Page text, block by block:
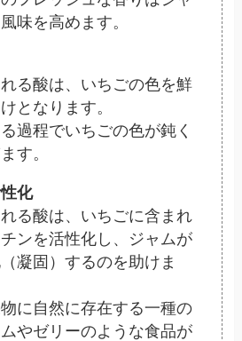
味を高めます。
る酸は、いちごの色を鮮
となります。
過程でいちごの色が鈍く
す。
化
る酸は、いちごに含まれ
ンを活性化し、ジャムが
凝固）するのを助けま
に自然に存在する一種の
やゼリーのような食品が